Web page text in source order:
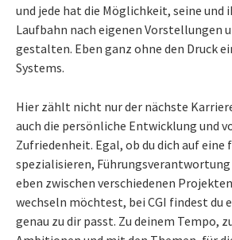
und jede hat die Möglichkeit, seine und
Laufbahn nach eigenen Vorstellungen
gestalten. Eben ganz ohne den Druck
Systems.
Hier zählt nicht nur der nächste
auch die persönliche Entwicklung und
Zufriedenheit. Egal, ob du dich auf eine
spezialisieren,
eben zwischen verschiedenen
wechseln möchtest, bei CGI findest du
genau zu dir passt. Zu deinem Tempo,